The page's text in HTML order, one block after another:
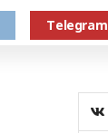
Тelegram